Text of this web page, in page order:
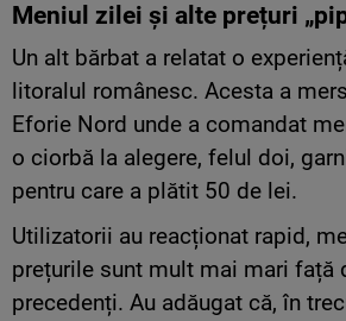
Meniul zilei și alte prețuri
Un alt bărbat a relatat o
litoralul românesc. Acesta a
Eforie Nord unde a comandat
o ciorbă la alegere, felul doi,
pentru care a plătit 50 de lei.
Utilizatorii au reacționat rapid,
prețurile sunt mult mai mari față
precedenți. Au adăugat că, în